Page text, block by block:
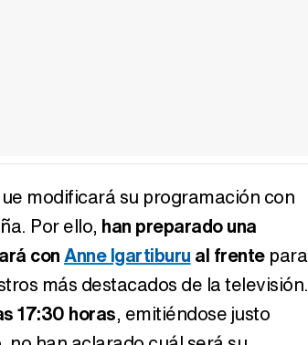
modificará su programación con
Por ello, han preparado una
conAnne Igartiburu al frentepara
más destacados de la televisión.
17:30 horas, emitiéndose justo